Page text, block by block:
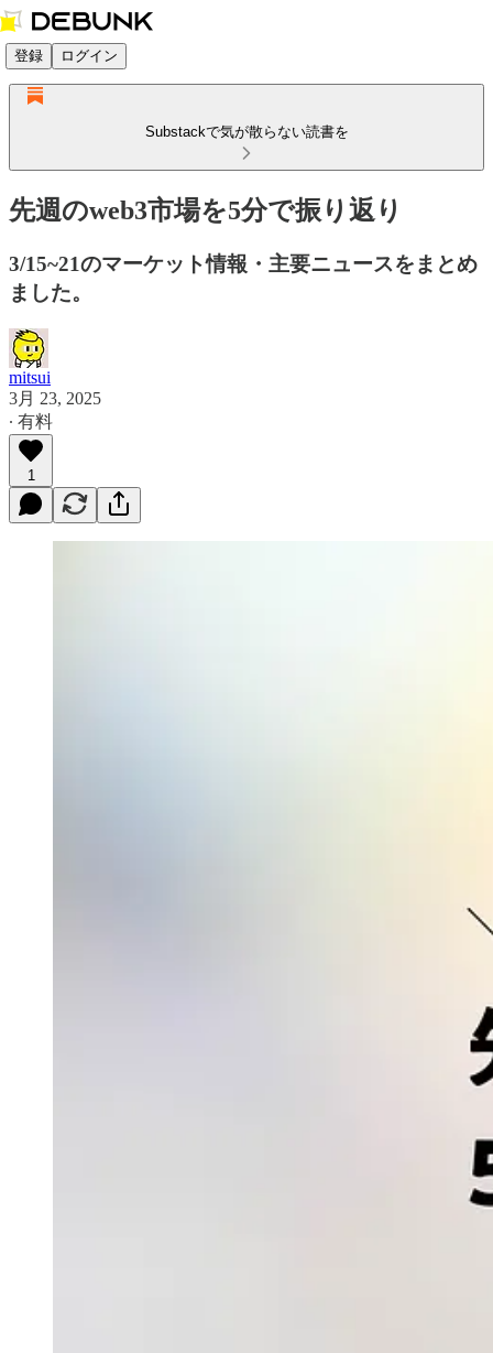
登録 ログイン
Substackで気が散らない読書を
先週のweb3市場を5分で振り返り
3/15~21のマーケット情報・主要ニュースをまとめ
ました。
mitsui
3月 23, 2025
∙ 有料
1